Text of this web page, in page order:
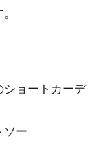
ョートカーデ
ソー